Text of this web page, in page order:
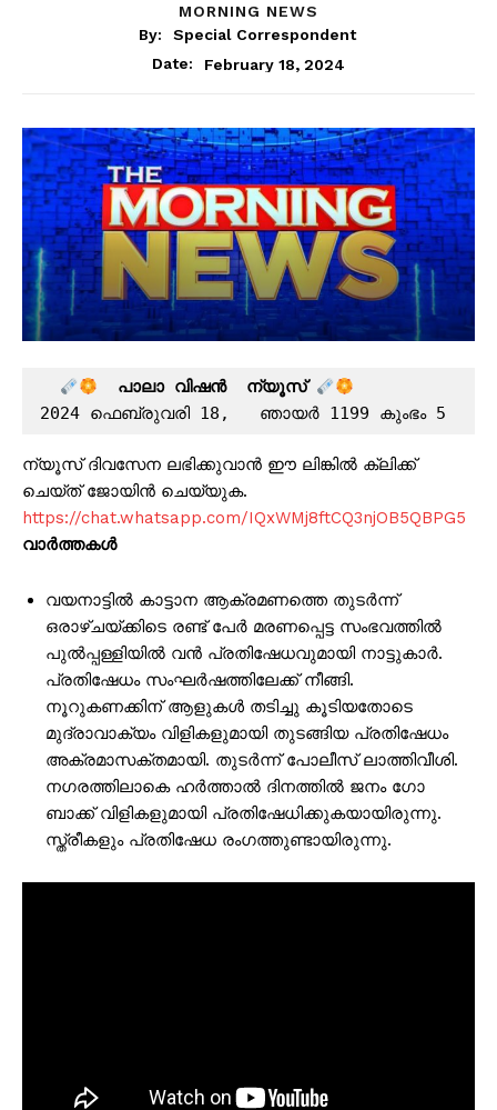
MORNING NEWS
By:
Special Correspondent
Date:
February 18, 2024
പാലാ വിഷൻ  ന്യൂസ്
2024 ഫെബ്രുവരി 18,   ഞായർ 1199 കുംഭം 5
ന്യൂസ് ദിവസേന ലഭിക്കുവാൻ ഈ ലിങ്കിൽ ക്ലിക്ക്
ചെയ്ത് ജോയിൻ ചെയ്യുക.
https://chat.whatsapp.com/IQxWMj8ftCQ3njOB5QBPG5
വാർത്തകൾ
വയനാട്ടിൽ കാട്ടാന ആക്രമണത്തെ തുടർന്ന്
ഒരാഴ്ചയ്ക്കിടെ രണ്ട് പേർ മരണപ്പെട്ട സംഭവത്തിൽ
പുൽപ്പള്ളിയിൽ വൻ പ്രതിഷേധവുമായി നാട്ടുകാർ.
പ്രതിഷേധം സംഘർഷത്തിലേക്ക് നീങ്ങി.
നൂറുകണക്കിന് ആളുകൾ തടിച്ചു കൂടിയതോടെ
മുദ്രാവാക്യം വിളികളുമായി തുടങ്ങിയ പ്രതിഷേധം
അക്രമാസക്തമായി. തുടർന്ന് പോലീസ് ലാത്തിവീശി.
നഗരത്തിലാകെ ഹർത്താൽ ദിനത്തിൽ ജനം ഗോ
ബാക്ക് വിളികളുമായി പ്രതിഷേധിക്കുകയായിരുന്നു.
സ്ത്രീകളും പ്രതിഷേധ രംഗത്തുണ്ടായിരുന്നു.